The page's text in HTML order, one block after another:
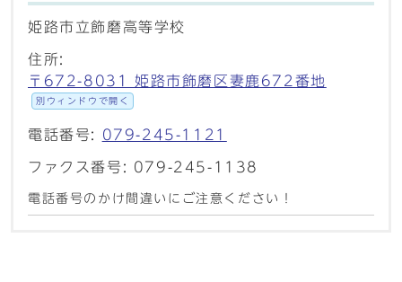
姫路市立飾磨高等学校
住所:
〒672-8031 姫路市飾磨区妻鹿672番地
別ウィンドウで開く
電話番号: 079-245-1121
ファクス番号: 079-245-1138
電話番号のかけ間違いにご注意ください！